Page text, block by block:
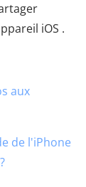
iOS .
aux
de l'iPhone